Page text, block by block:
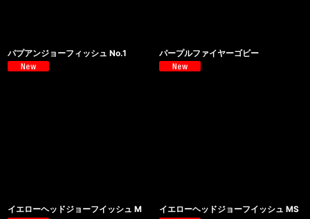
パプアンジョーフィッシュ No.1 パープルファイヤーゴビー
イエローヘッドジョーフイッシュ M イエローヘッドジョーフイッシュ MS